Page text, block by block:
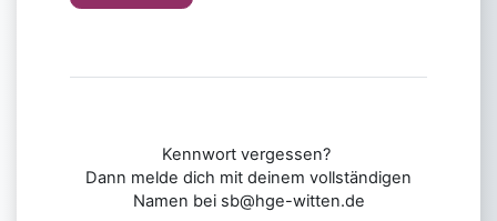
Kennwort vergessen?
Dann melde dich mit deinem vollständigen
Namen bei sb@hge-witten.de